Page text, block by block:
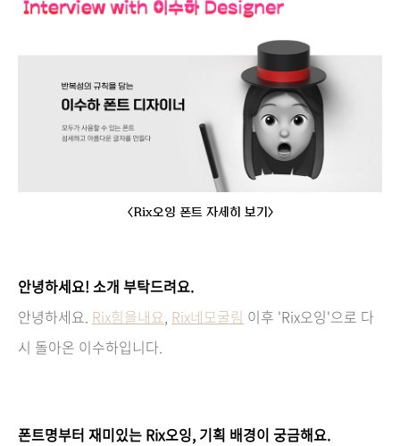
<Rix오잉 폰트 자세히 보기>
안녕하세요! 소개 부탁드려요.
안녕하세요. Rix힘을내요 Rix네모굴림 이후 'Rix오잉'으로 다
시 돌아온 이수하입니다.
폰트명부터 재미있는 Rix오잉, 기획 배경이 궁금해요.